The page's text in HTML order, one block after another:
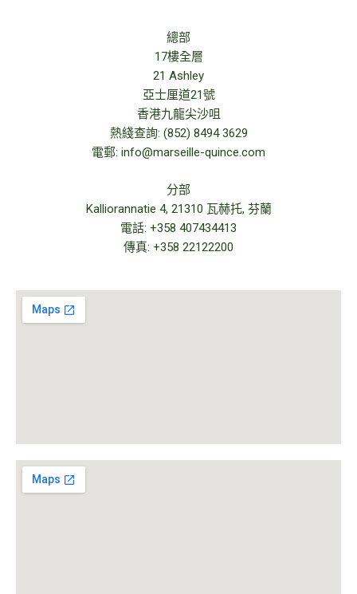
總部
17樓全層
21 Ashley
亞士厘道21號
香港九龍尖沙咀
熱綫查詢: (852) 8494 3629
電郵: info@marseille-quince.com
分部
Kalliorannatie 4, 21310 瓦赫托, 芬蘭
電話: +358 407434413
傳真: +358 22122200